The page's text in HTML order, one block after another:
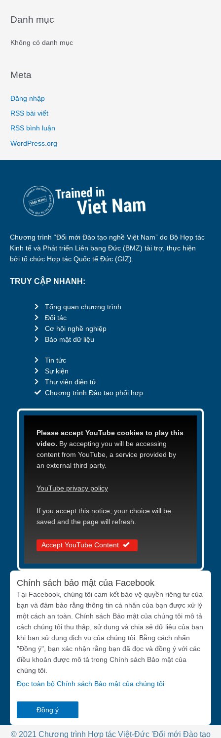
:
Danh mục
Không có danh mục
Meta
Đăng nhập
RSS bài viết
RSS bình luận
WordPress.org
Chương trình “Đổi mới Đào tạo nghề Việt Nam” do Bộ Hợp tác
Kinh tế và Phát triển Liên bang Đức (BMZ) tài trợ, thực hiện
bởi tổ chức Hợp tác Quốc tế Đức (GIZ).
TRUY CẬP NHANH:
Tổng quan chương trình
Đối tác
Cơ hội nghề nghiệp
Bảo mật dữ liệu
Tin tức
Sự kiện
Thư viện điện tử
Chương trình Đào tạo phối hợp
Please accept YouTube cookies to play this
video. By accepting you will be accessing
content from YouTube, a service provided by
an external third party.
YouTube privacy policy
If you accept this notice, your choice will be
saved and the page will refresh.
Accept YouTube Content
Chính sách bảo mật của Facebook
Tại Facebook, chúng tôi cam kết bảo vệ quyền riêng tư của
bạn và đảm bảo rằng thông tin cá nhân của bạn được xử lý
một cách an toàn. Chính sách Bảo mật của chúng tôi mô tả
cách chúng tôi thu thập, sử dụng và chia sẻ dữ liệu của bạn
khi bạn sử dụng dịch vụ của chúng tôi. Bằng cách nhấn
"Đồng ý", bạn xác nhận rằng bạn đã đọc và đồng ý với các
điều khoản được mô tả trong Chính sách Bảo mật của
chúng tôi.
Đọc toàn bộ Chính sách Bảo mật của chúng tôi
Đồng ý
© 2021 Chương trình Hợp tác Việt-Đức 'Đổi mới Đào tạo